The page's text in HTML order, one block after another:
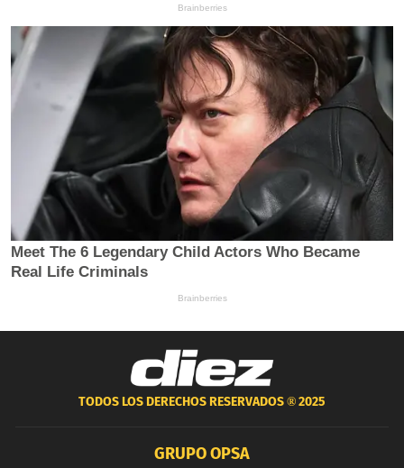
TODOS LOS DERECHOS RESERVADOS ®2025
GRUPO OPSA